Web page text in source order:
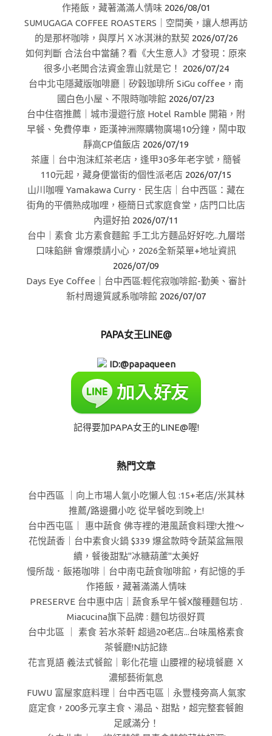
作捲飯，藏著滿滿人情味 2026/08/01
SUMUGAGA COFFEE ROASTERS｜空間美，讓人想再訪
的是那杯咖啡，與厚片Ｘ冰淇淋的默契 2026/07/26
如何判斷 合法台中當舖？看《大生意人》才發現：原來
很多小老闆合法資金靠山就是它！
2026/07/24
台中北屯隱藏版咖啡廳｜矽穀珈琲所 SiGu coffee，南
國白色小屋、不限時咖啡館 2026/07/23
台中住宿推薦｜城市漫遊行旅 Hotel Ramble 開箱，附
早餐、免費停車，距漢神洲際購物廣場10分鐘，鬧中取
靜高CP值飯店 2026/07/19
茶廬｜台中泡沫紅茶老店，逢甲30多年老字號，簡餐
110元起，藏身便當街的個性派老店 2026/07/15
山川咖喱 Yamakawa Curry．民生店｜台中西區：藏在
街角的平價熟成咖哩，極簡日式家庭食堂，店門口比店
內還好拍 2026/07/11
台中｜素食 北方素食麵館 手工北方麵品好好吃..九層塔
口味餡餅 會爆漿請小心，2026全新菜單+地址資訊
2026/07/09
Days Eye Coffee｜台中西區:輕侘寂咖啡館-勤美、審計
新村周邊質感系咖啡館 2026/07/07
PAPA女王LINE@
ID:@papaqueen
記得要加PAPA女王的LINE@喔!
熱門文章
台中西區 ｜向上市場人氣小吃懶人包 :15+老店/米其林
推薦/路邊攤小吃 從早餐吃到晚上!
台中西屯區｜ 惠中蔬食 佛寺裡的港風蔬食料理!大推～
花悅蔬香｜台中素食火鍋 $339 爆盆款時令蔬菜盆無限
續，餐後甜點"冰糖葫蘆"太美好
慢所哉．飯捲咖啡｜台中南屯蔬食咖啡館，有記憶的手
作捲飯，藏著滿滿人情味
PRESERVE 台中惠中店｜蔬食系早午餐X酸種麵包坊 .
Miacucina旗下品牌 : 麵包坊很好買
台中北區 ｜ 素食 若水茶軒 超過20老店...台味風格素食
茶餐廳!N訪記錄
花言覓語 義法式餐館｜彰化花壇 山腰裡的秘境餐廳 Ｘ
濃郁藝術氣息
FUWU 富屋家庭料理｜台中西屯區｜永豐棧旁高人氣家
庭定食，200多元享主食、湯品、甜點，超完整套餐飽
足感滿分！